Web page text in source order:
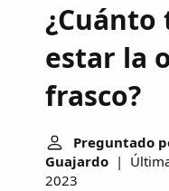
estar la
frasco?
Preguntado
Guajardo |
2023